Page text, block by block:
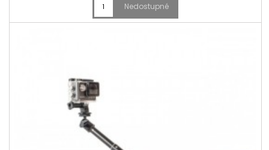
Nedostupné